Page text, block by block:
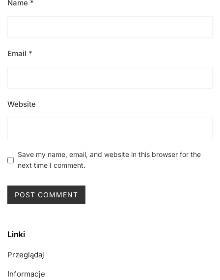
Name *
Email *
Website
Save my name, email, and website in this browser for the
next time I comment.
Linki
Przeglądaj
Informacje